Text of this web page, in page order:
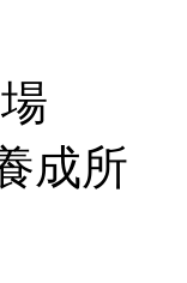
成所